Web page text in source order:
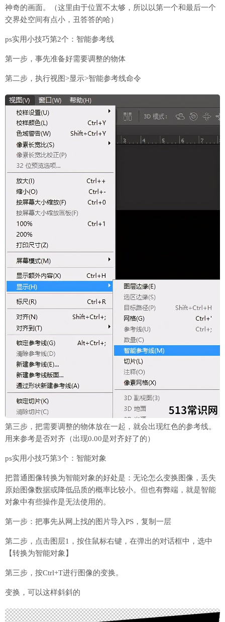
神奇的画面。（这里由于位置不太够，所以以第一个和最后一个
交界处空间有点小，丑答答的哈）
ps实用小技巧第2个：智能参考线
第一步，事先准备好需要调整的物体
第二步，执行视图>显示>智能参考线命令
第三步，把需要调整的物体放在一起，就会出现红色的参考线。
用来参考是否对齐（出现0.00是对齐好了的）
ps实用小技巧第3个：智能对象
把普通图像转换为智能对象的好处是：无论怎么变换图像，丢失
原始图像数据或降低品质的概率比较小。但也有弊端，就是智能
对象中有些操作是无法使用的。
第一步：把事先从网上找的图片导入PS，复制一层
第二步，点击图层1，按住鼠标右键，在弹出的对话框中，选中
【转换为智能对象】
第三步，按Ctrl+T进行图像的变换。
变换，可以这样斜斜的